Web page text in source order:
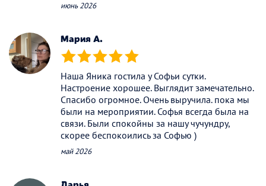
июнь 2026
Мария А.
(*) (*) (*) (*) (*)
Наша Яника гостила у Софьи сутки.
Настроение хорошее. Выглядит замечательно.
Спасибо огромное. Очень выручила. пока мы
были на мероприятии. Софья всегда была на
связи. Были спокойны за нашу чучундру,
скорее беспокоились за Софью )
май 2026